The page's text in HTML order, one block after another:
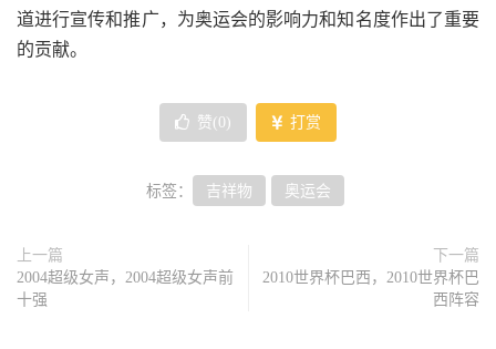
道进行宣传和推广，为奥运会的影响力和知名度作出了重要
的贡献。
赞( 0 ) 打赏
标签： 吉祥物 奥运会
上一篇
2004超级女声，2004超级女声前
十强
下一篇
2010世界杯巴西，2010世界杯巴
西阵容